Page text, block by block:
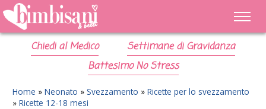
Chiedi al Medico
Settimane di Gravidanza
Battesimo No Stress
Home » Neonato » Svezzamento » Ricette per lo svezzamento
» Ricette 12-18 mesi